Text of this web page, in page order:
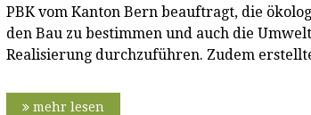
PBK vom Kanton Bern beauftragt, die
den Bau zu bestimmen und auch die
Realisierung durchzuführen. Zudem
mehr lesen